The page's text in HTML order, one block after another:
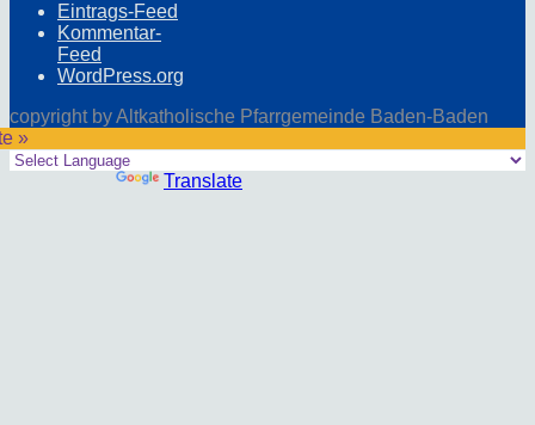
Eintrags-Feed
Kommentar-
Feed
WordPress.org
copyright by Altkatholische Pfarrgemeinde Baden-Baden
»
Translate